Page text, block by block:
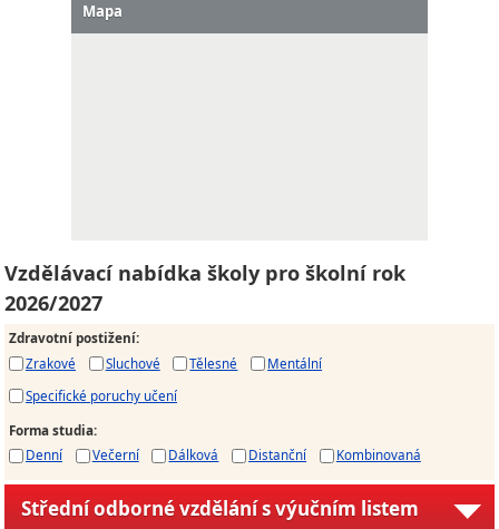
Mapa
Vzdělávací nabídka školy pro školní rok
2026/2027
Zdravotní postižení:
Zrakové
Sluchové Tělesné
Mentální
Specifické poruchy učení
Forma studia:
Denní
Večerní Dálková Distanční Kombinovaná
Střední odborné vzdělání s výučním listem